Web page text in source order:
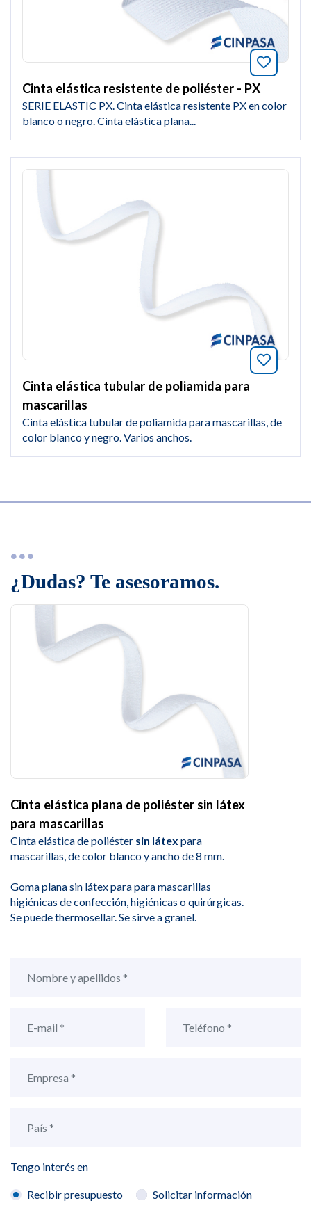
Añade
Cinta elástica resistente de poliéster - PX
SERIE ELASTIC PX. Cinta elástica resistente PX en color
blanco o negro. Cinta elástica plana...
Añade
Cinta elástica tubular de poliamida para
mascarillas
Cinta elástica tubular de poliamida para mascarillas, de
color blanco y negro. Varios anchos.
¿Dudas? Te asesoramos.
Cinta elástica plana de poliéster sin látex
para mascarillas
Cinta elástica de poliéster sin látex para
mascarillas, de color blanco y ancho de 8 mm.
Goma plana sin látex para para mascarillas
higiénicas de confección, higiénicas o quirúrgicas.
Se puede thermosellar. Se sirve a granel.
Tengo interés en
Recibir presupuesto Solicitar información